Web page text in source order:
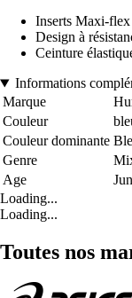
Inserts Maxi-
Design à
Ceinture
Informations
Marque
Couleur
Couleur dominante
Genre
Age
Loading...
Loading...
Toutes nos